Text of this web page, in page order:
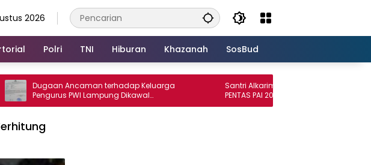
2026
Polri TNI Hiburan Khazanah SosBud
Dugaan Ancaman terhadap Keluarga
Pengurus PWI Lampung Dikawal
dan Jurnalis
Santri Alkarim Rasyid Borong Prestasi di
PENTAS PAI 2026